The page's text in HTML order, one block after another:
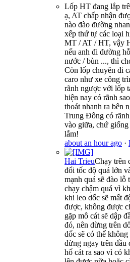
Lốp HT đang lắp
ạ, AT chấp nhận
nào đào đường
xếp thứ tự các loại
MT / AT / HT, vậy
nếu anh đi đường
nước / bùn ..., thì
Còn lốp chuyên đi
caro như xe công
rãnh ngược với lốp
hiện nay có rãnh
thoát nhanh ra bên
Trung Đông có
vào giữa, chứ
lắm!
about an hour ago ·
Hai TrieuChạy trên
đổi tốc độ quá lớn
mạnh quá sẽ đào
chạy chậm quá vì
khi leo dốc sẽ mất
được, không được
gặp mô cát sẽ dập
đó, nên dừng trên
dốc sẽ có thể
dừng ngay trên đầu
hố cát ra sao vì có